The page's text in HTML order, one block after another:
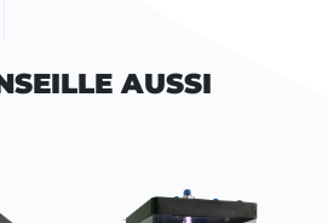
AUSSI